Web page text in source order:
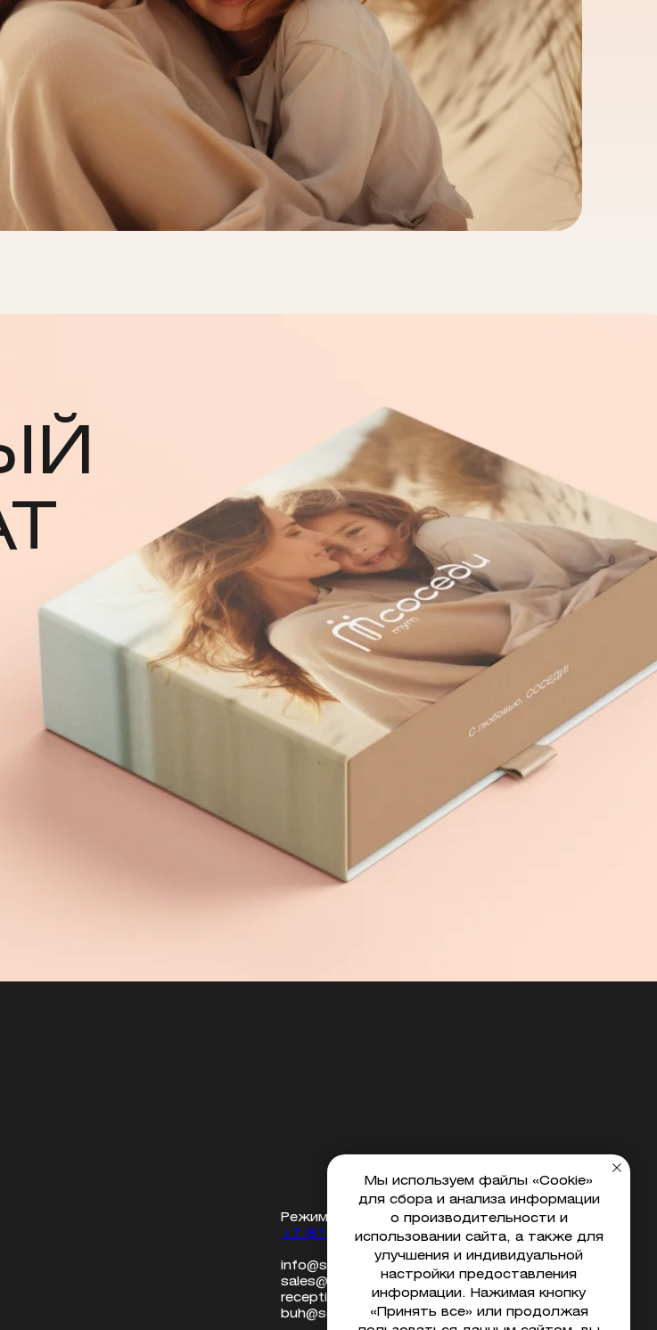
Мы используем файлы «Cookie»
для сбора и анализа информации
о производительности и
использовании сайта, а также для
улучшения и индивидуальной
настройки предоставления
информации. Нажимая кнопку
«Принять все» или продолжая
info@sosediclub.ru - общая почта
sales@sosediclub.ru - отдел продаж
reception@sosediclub.ru - ресепшен клуба
buh@sosediclub.ru - бухгалтерия
Режим работы с 7:00 до 23:00
+7 (812) 933 45 45